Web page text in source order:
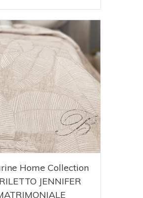
Visualizza
Home Collection
JENNIFER